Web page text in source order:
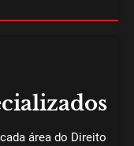
área do Direito